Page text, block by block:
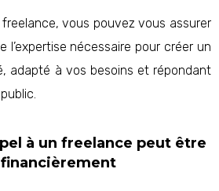
vous pouvez vous assurer
l’expertise nécessaire pour créer un
adapté à vos besoins et répondant
à un freelance peut être